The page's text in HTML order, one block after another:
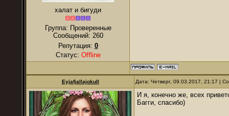
халат и бигуди
Группа: Проверенные
Сообщений: 260
Репутация: 0
Статус: Offline
Eyjafjallajokull Дата: Четверг, 09.03.2017, 21:17 |
И я, конечно же, всех
Багги, спасибо)